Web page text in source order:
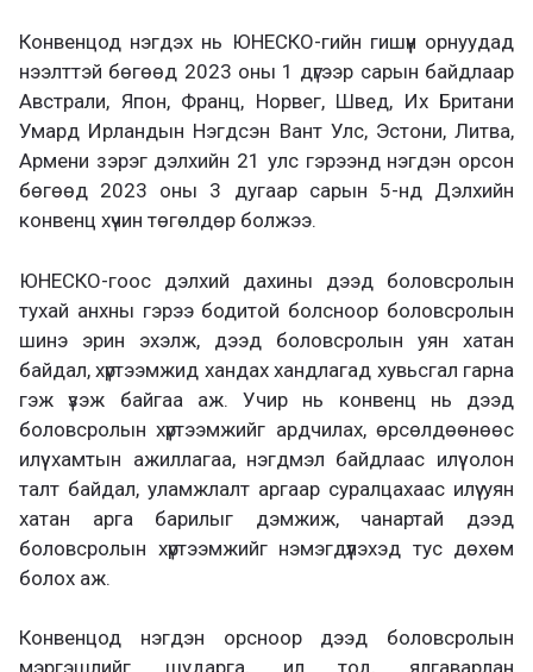
Конвенцод нэгдэх нь ЮНЕСКО-гийн гишүүн орнуудад
нээлттэй бөгөөд 2023 оны 1 дүгээр сарын байдлаар
Австрали, Япон, Франц, Норвег, Швед, Их Британи
Умард Ирландын Нэгдсэн Вант Улс, Эстони, Литва,
Армени зэрэг дэлхийн 21 улс гэрээнд нэгдэн орсон
бөгөөд 2023 оны 3 дугаар сарын 5-нд Дэлхийн
конвенц хүчин төгөлдөр болжээ.
ЮНЕСКО-гоос дэлхий дахины дээд боловсролын
тухай анхны гэрээ бодитой болсноор боловсролын
шинэ эрин эхэлж, дээд боловсролын уян хатан
байдал, хүртээмжид хандах хандлагад хувьсгал гарна
гэж үзэж байгаа аж. Учир нь конвенц нь дээд
боловсролын хүртээмжийг ардчилах, өрсөлдөөнөөс
илүү хамтын ажиллагаа, нэгдмэл байдлаас илүү олон
талт байдал, уламжлалт аргаар суралцахаас илүү уян
хатан арга барилыг дэмжиж, чанартай дээд
боловсролын хүртээмжийг нэмэгдүүлэхэд тус дөхөм
болох аж.
Конвенцод нэгдэн орсноор дээд боловсролын